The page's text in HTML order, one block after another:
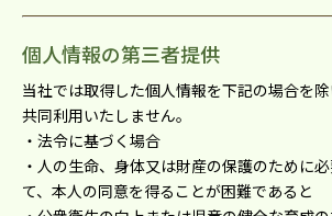
個人情報の第三者提供
当社では取得した個⼈情報を下記の場合を除
共同利⽤いたしません。
・法令に基づく場合
・⼈の⽣命、⾝体⼜は財産の保護のために
て、本⼈の同意を得ることが困難であると